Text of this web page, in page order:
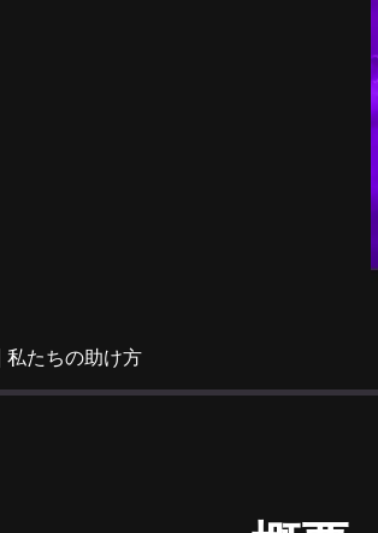
たちの助け方